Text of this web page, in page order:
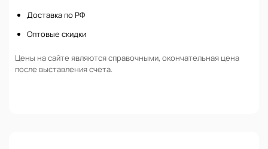
Доставка по РФ
Оптовые скидки
Цены на сайте являются справочными, окончательная цена
после выставления счета.